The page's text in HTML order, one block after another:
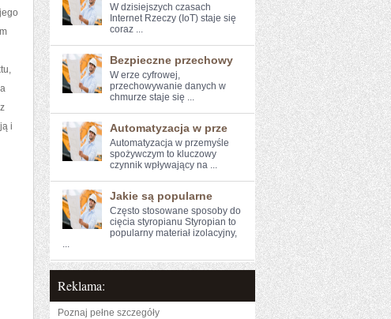
i
W dzisiejszych ​czasach
Internet Rzeczy (IoT) ⁤staje się
⁤coraz ...
Bezpieczne przechowy
W erze cyfrowej,⁢
przechowywanie‍ danych w
chmurze staje się ...
Automatyzacja w prze
Automatyzacja w przemyśle
spożywczym to kluczowy⁤
czynnik wpływający na ...
Jakie są popularne
Często stosowane sposoby do
cięcia styropianu Styropian to
popularny materiał izolacyjny,
...
Reklama:
Poznaj pełne szczegóły